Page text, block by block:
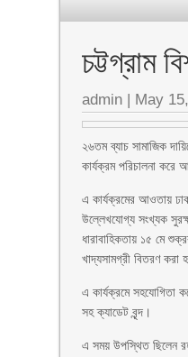
চট্টগ্রাম
admin | May
২৬তম ব্যাচ সামাজিক
কার্যক্রম পরিচালনা করে
এ কার্যক্রমের আওতায়
উল্লেখযোগ্য সংখ্যক
ধারাবাহিকতায় ১৫ মে
খাদ্যসামগ্রী বিতরণ করা
এ কার্যক্রমে সহযোগিতা
সহ ক্যাডেট বৃন্দ।
এ সময় উপস্থিত ছিলেন